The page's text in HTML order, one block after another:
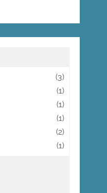
(3)
(1)
(1)
(1)
(2)
(1)